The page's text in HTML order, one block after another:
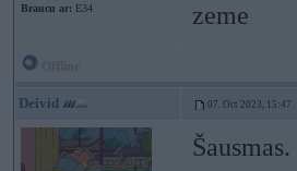
Braucu ar: E34
zeme
Deivid 07. Oct 2023, 15:47